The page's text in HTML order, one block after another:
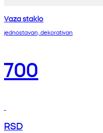
Vaza staklo
jednostavan, dekorativan
700
RSD